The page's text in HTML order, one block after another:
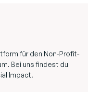
für den Non-Profit-
Bei uns findest du
Impact.